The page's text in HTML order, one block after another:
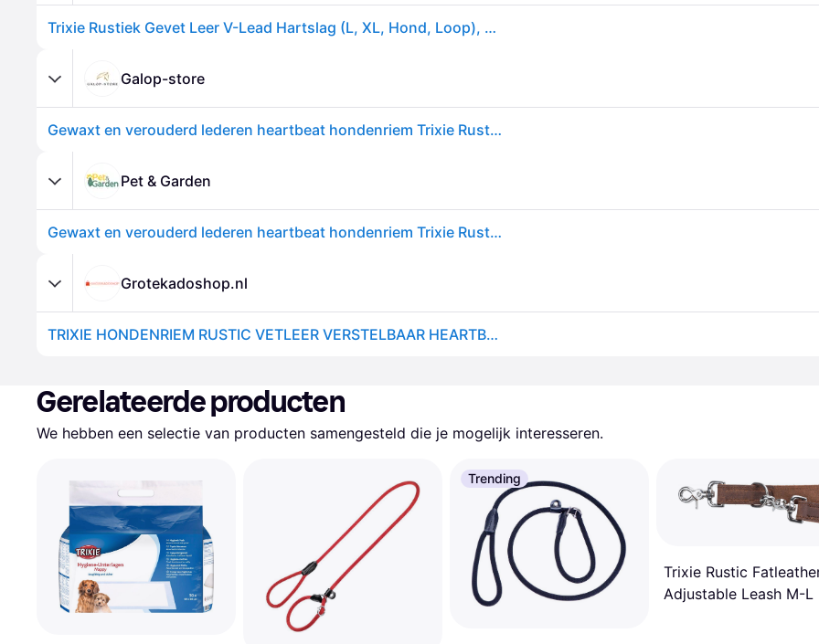
Trixie Rustiek Gevet Leer V-Lead Hartslag (L, XL, Hond, Loop), Kraag + Leiband
Galop-store
Gewaxt en verouderd lederen heartbeat hondenriem Trixie Rustic - Marron
Pet & Garden
Gewaxt en verouderd lederen heartbeat hondenriem Trixie Rustic - Marron
Grotekadoshop.nl
TRIXIE HONDENRIEM RUSTIC VETLEER VERSTELBAAR HEARTBEAT ZWART 200X2,5 CM
Gerelateerde producten
We hebben een selectie van producten samengesteld die je mogelijk interesseren.
Trending
Trixie Rustic
Adjustable Leash M-L